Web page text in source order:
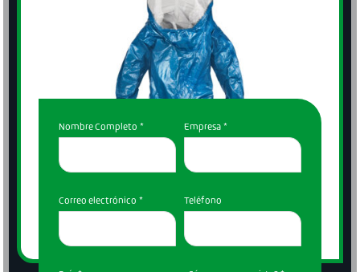
Descartable
Químico
CONTÁCTENOS
Nombre Completo * Empresa *
Correo electrónico * Teléfono